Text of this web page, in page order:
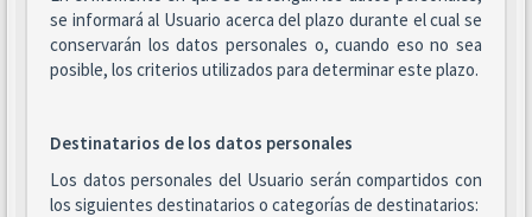
se informará al Usuario acerca del plazo durante el cual se
conservarán los datos personales o, cuando eso no sea
posible, los criterios utilizados para determinar este plazo.
Destinatarios de los datos personales
Los datos personales del Usuario serán compartidos con
los siguientes destinatarios o categorías de destinatarios: